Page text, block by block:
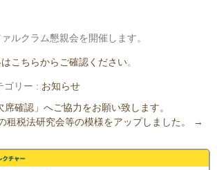
ルクラム懇親会を開催します。
こちらからご確認ください。
ゴリー : お知らせ
席確認」へご協力をお願い致します。
租税法研究会等の模様をアップしました。
→